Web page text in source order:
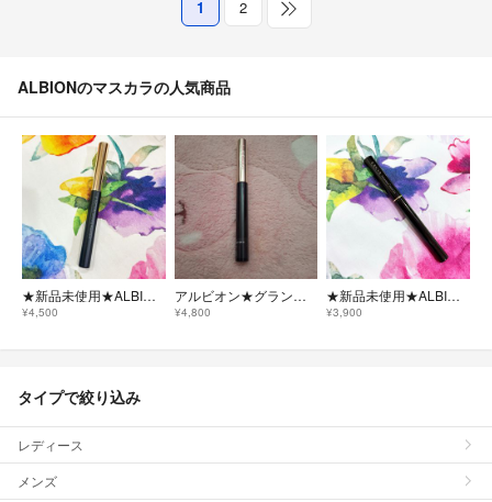
1 2
ALBIONのマスカラの人気商品
★新品未使用★ALBION★EXCIA アリューリング マスカラ(BK10)♡♡
¥4,500
アルビオン★グランフォルテマスカラ★ブラック★
¥4,800
★新品未使用★ALBION★エクシア AL ラグジュリアス マスカラBR20
¥3,900
タイプで絞り込み
レディース
メンズ